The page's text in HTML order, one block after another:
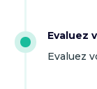
Evaluez
Evaluez